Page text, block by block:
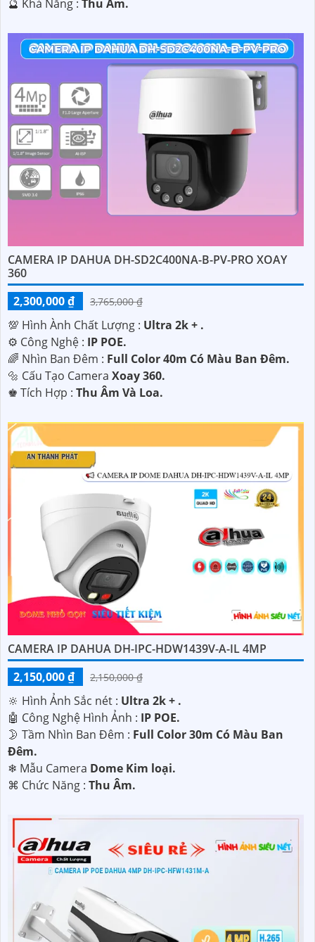
️🔮 Khả Năng : Thu Âm.
CAMERA IP DAHUA DH-SD2C400NA-B-PV-PRO XOAY
360
2,300,000 ₫
3,765,000 ₫
💯 Hình Ành Chất Lượng : Ultra 2k + .
⚙ Công Nghệ : IP POE.
🌈 Nhìn Ban Đêm : Full Color 40m Có Màu Ban Ðêm.
🔩 Cấu Tạo Camera Xoay 360.
️♚ Tích Hợp : Thu Âm Và Loa.
CAMERA IP DAHUA DH-IPC-HDW1439V-A-IL 4MP
2,150,000 ₫
2,150,000 ₫
🔆 Hình Ảnh Sắc nét : Ultra 2k + .
🤖️ Công Nghệ Hình Ảnh : IP POE.
🌛 Tầm Nhìn Ban Đêm : Full Color 30m Có Màu Ban
Ðêm.
❄ Mẫu Camera Dome Kim loại.
️⌘ Chức Năng : Thu Âm.